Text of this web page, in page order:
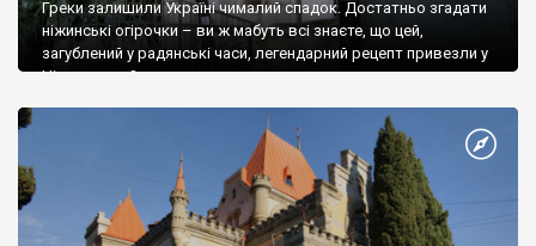
Греки залишили Україні чималий спадок. Достатньо згадати
ніжинські огірочки – ви ж мабуть всі знаєте, що цей,
загублений у радянські часи, легендарний рецепт привезли у
Ніжин греки?